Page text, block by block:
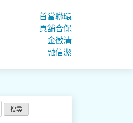
首
頁
當
舖
金
融
聯
合
徵
信
環
保
清
潔